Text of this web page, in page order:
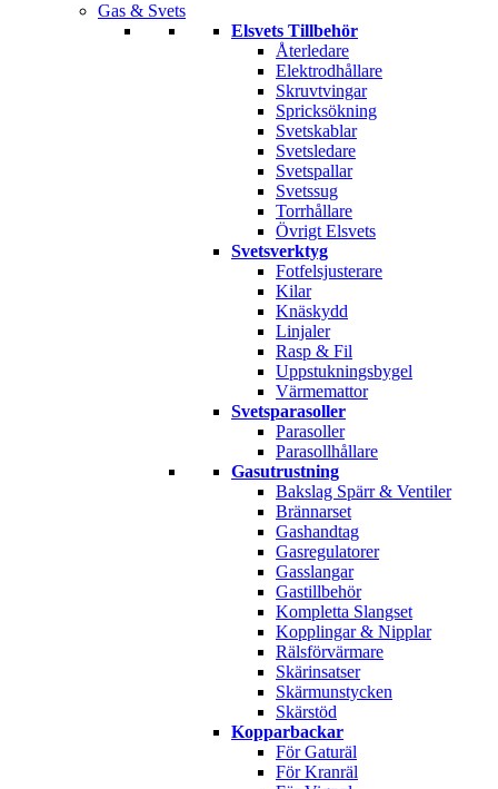
Gas & Svets
Elsvets Tillbehör
Återledare
Elektrodhållare
Skruvtvingar
Spricksökning
Svetskablar
Svetsledare
Svetspallar
Svetssug
Torrhållare
Övrigt Elsvets
Svetsverktyg
Fotfelsjusterare
Kilar
Knäskydd
Linjaler
Rasp & Fil
Uppstukningsbygel
Värmemattor
Svetsparasoller
Parasoller
Parasollhållare
Gasutrustning
Bakslag Spärr & Ventiler
Brännarset
Gashandtag
Gasregulatorer
Gasslangar
Gastillbehör
Kompletta Slangset
Kopplingar & Nipplar
Rälsförvärmare
Skärinsatser
Skärmunstycken
Skärstöd
Kopparbackar
För Gaturäl
För Kranräl